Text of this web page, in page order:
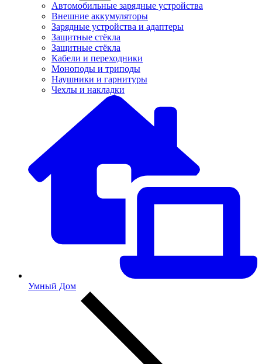
Автомобильные зарядные устройства
Внешние аккумуляторы
Зарядные устройства и адаптеры
Защитные стёкла
Защитные стёкла
Кабели и переходники
Моноподы и триподы
Наушники и гарнитуры
Чехлы и накладки
Умный Дом